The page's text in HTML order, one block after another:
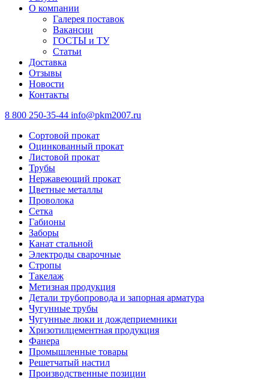
О компании
Галерея поставок
Вакансии
ГОСТЫ и ТУ
Статьи
Доставка
Отзывы
Новости
Контакты
8 800 250-35-44 info@pkm2007.ru
Сортовой прокат
Оцинкованный прокат
Листовой прокат
Трубы
Нержавеющий прокат
Цветные металлы
Проволока
Сетка
Габионы
Заборы
Канат стальной
Электроды сварочные
Стропы
Такелаж
Метизная продукция
Детали трубопровода и запорная арматура
Чугунные трубы
Чугунные люки и дождеприемники
Хризотилцементная продукция
Фанера
Промышленные товары
Решетчатый настил
Производственные позиции